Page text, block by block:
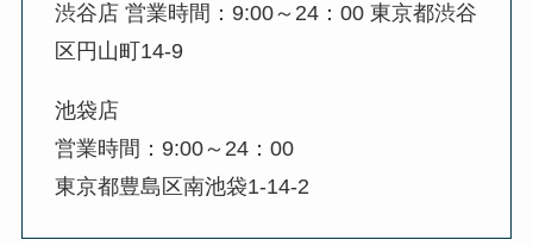
渋谷店 営業時間：9:00～24：00 東京都渋谷
区円山町14-9
池袋店
営業時間：9:00～24：00
東京都豊島区南池袋1-14-2